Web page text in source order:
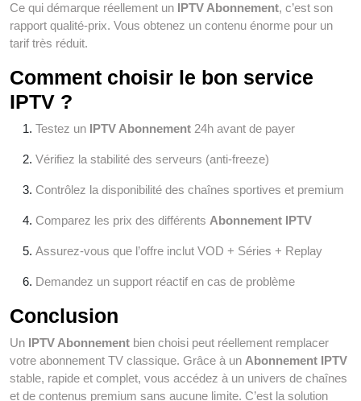
Ce qui démarque réellement un IPTV Abonnement, c’est son
rapport qualité-prix. Vous obtenez un contenu énorme pour un
tarif très réduit.
Comment choisir le bon service
IPTV ?
Testez un IPTV Abonnement 24h avant de payer
Vérifiez la stabilité des serveurs (anti-freeze)
Contrôlez la disponibilité des chaînes sportives et premium
Comparez les prix des différents Abonnement IPTV
Assurez-vous que l’offre inclut VOD + Séries + Replay
Demandez un support réactif en cas de problème
Conclusion
Un IPTV Abonnement bien choisi peut réellement remplacer
votre abonnement TV classique. Grâce à un Abonnement IPTV
stable, rapide et complet, vous accédez à un univers de chaînes
et de contenus premium sans aucune limite. C’est la solution